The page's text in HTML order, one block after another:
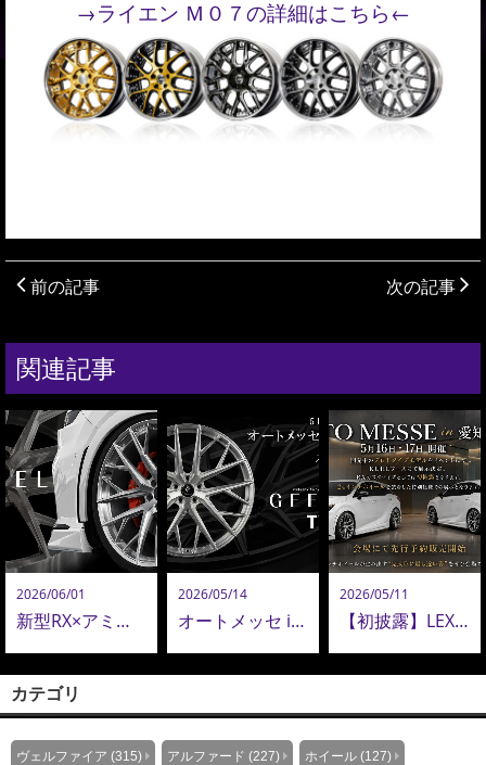
→ライエン Ｍ０７の詳細はこちら←
前の記事 次の記事
関連記事
2026/06/01
新型RX×アミスタット新作24インチ鍛造ホイールが圧巻！新型アルヴェル・LM用22インチも追加決定！
2026/05/14
オートメッセ in 愛知にて初披露。AMISTAD 新鍛造ホイール「GEEBEL TW」
2026/05/11
【初披露】LEXUS RX プロトモデル、オートメッセ in 愛知 2026 にて初アンベール
カテゴリ
ヴェルファイア (315) アルファード (227) ホイール (127)